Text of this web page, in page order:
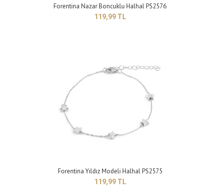
Forentina Kırmızı Taşlı Halhal PS2581
199,99 TL
Forentina Nazar Boncuklu Halhal PS2576
119,99 TL
Forentina Yıldız Modeli Halhal PS2575
119,99 TL